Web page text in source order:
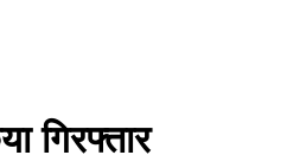
गिरफ्तार